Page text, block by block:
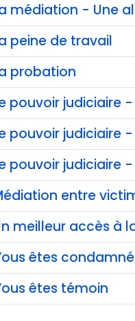
médiation - Une
peine de travail
probation
pouvoir judiciaire
pouvoir judiciaire
pouvoir judiciaire
entre
meilleur accès à
êtes condamné
êtes témoin